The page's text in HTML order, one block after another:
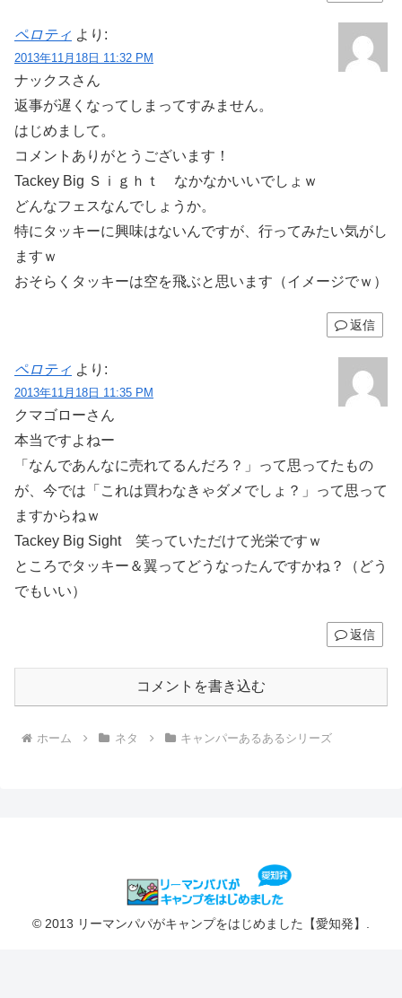
ペロティ より:
2013年11月18日 11:32 PM
ナックスさん
返事が遅くなってしまってすみません。
はじめまして。
コメントありがとうございます！
Tackey Big Ｓｉｇｈｔ なかなかいいでしょｗ
どんなフェスなんでしょうか。
特にタッキーに興味はないんですが、行ってみたい気がし
ますｗ
おそらくタッキーは空を飛ぶと思います（イメージでｗ）
返信
ペロティ より:
2013年11月18日 11:35 PM
クマゴローさん
本当ですよねー
「なんであんなに売れてるんだろ？」って思ってたもの
が、今では「これは買わなきゃダメでしょ？」って思って
ますからねｗ
Tackey Big Sight 笑っていただけて光栄ですｗ
ところでタッキー＆翼ってどうなったんですかね？（どう
でもいい）
返信
コメントを書き込む
ホーム ネタ キャンパーあるあるシリーズ
© 2013 リーマンパパがキャンプをはじめました【愛知発】.